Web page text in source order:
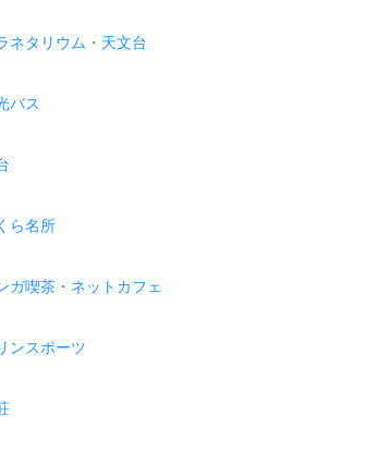
ネタリウム・天文台
バス
ら名所
ガ喫茶・ネットカフェ
ンスポーツ